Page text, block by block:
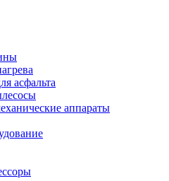
асфальта
аппараты